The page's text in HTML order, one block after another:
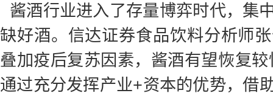
酱酒行业进入了存量博弈时代，集
缺好酒。信达证券食品饮料分析师
叠加疫后复苏因素，酱酒有望恢复
通过充分发挥产业+资本的优势，借